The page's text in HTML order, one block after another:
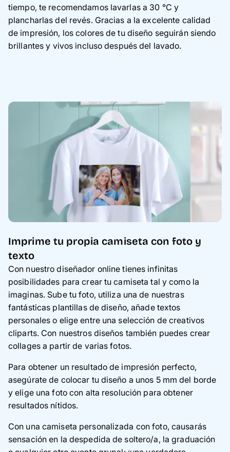
tiempo, te recomendamos lavarlas a 30 °C y
plancharlas del revés. Gracias a la excelente calidad
de impresión, los colores de tu diseño seguirán siendo
brillantes y vivos incluso después del lavado.
Imprime tu propia camiseta con foto y
texto
Con nuestro diseñador online tienes infinitas
posibilidades para crear tu camiseta tal y como la
imaginas. Sube tu foto, utiliza una de nuestras
fantásticas plantillas de diseño, añade textos
personales o elige entre una selección de creativos
cliparts. Con nuestros diseños también puedes crear
collages a partir de varias fotos.
Para obtener un resultado de impresión perfecto,
asegúrate de colocar tu diseño a unos 5 mm del borde
y elige una foto con alta resolución para obtener
resultados nítidos.
Con una camiseta personalizada con foto, causarás
sensación en la despedida de soltero/a, la graduación